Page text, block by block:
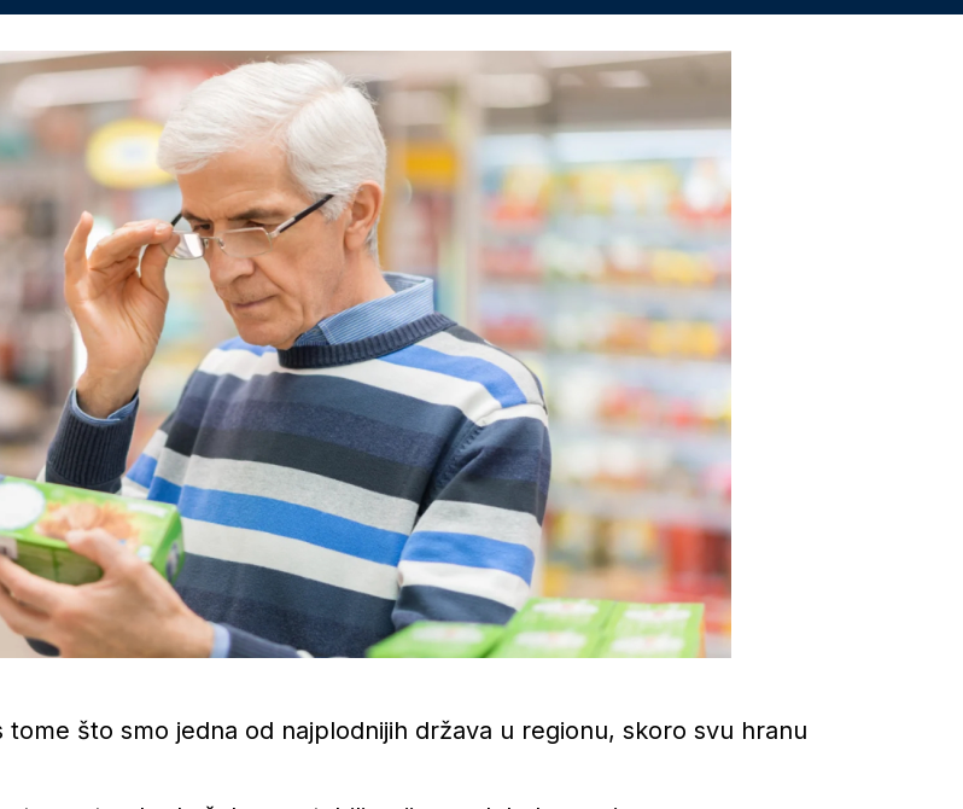
što smo jedna od najplodnijih država u regionu, skoro svu hranu